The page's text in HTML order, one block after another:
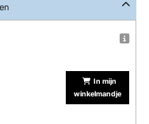
In mijn
winkelmandje